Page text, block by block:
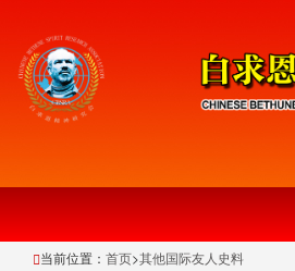
当前位置： 首页>其他国际友人史料